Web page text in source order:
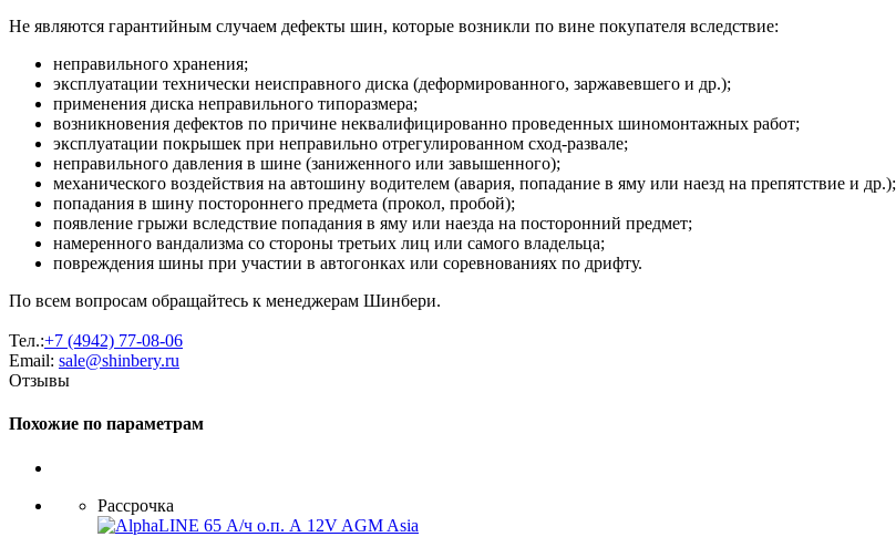
Не являются гарантийным случаем дефекты шин, которые возникли по вине покупателя вследствие:
неправильного хранения;
эксплуатации технически неисправного диска (деформированного, заржавевшего и др.);
применения диска неправильного типоразмера;
возникновения дефектов по причине неквалифицированно проведенных шиномонтажных работ;
эксплуатации покрышек при неправильно отрегулированном сход-развале;
неправильного давления в шине (заниженного или завышенного);
механического воздействия на автошину водителем (авария, попадание в яму или наезд на препятствие и др.);
попадания в шину постороннего предмета (прокол, пробой);
появление грыжи вследствие попадания в яму или наезда на посторонний предмет;
намеренного вандализма со стороны третьих лиц или самого владельца;
повреждения шины при участии в автогонках или соревнованиях по дрифту.
По всем вопросам обращайтесь к менеджерам Шинбери.
Тел.:+7 (4942) 77-08-06
Email: sale@shinbery.ru
Отзывы
Похожие по параметрам
Рассрочка